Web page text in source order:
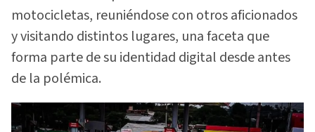
motocicletas, reuniéndose con otros aficionados
y visitando distintos lugares, una faceta que
forma parte de su identidad digital desde antes
de la polémica.